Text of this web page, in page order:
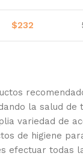
$232
la salud de
variedad de
de higiene
efectuar todas